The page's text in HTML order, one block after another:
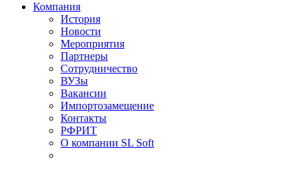
Компания
История
Новости
Мероприятия
Партнеры
Сотрудничество
ВУЗы
Вакансии
Импортозамещение
Контакты
РФРИТ
О компании SL Soft